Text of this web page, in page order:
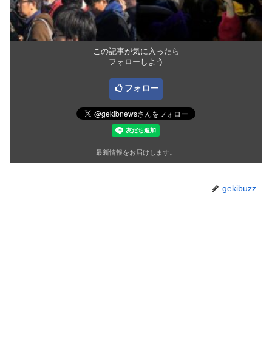
この記事が気に入ったら
フォローしよう
フォロー
最新情報をお届けします。
gekibuzz